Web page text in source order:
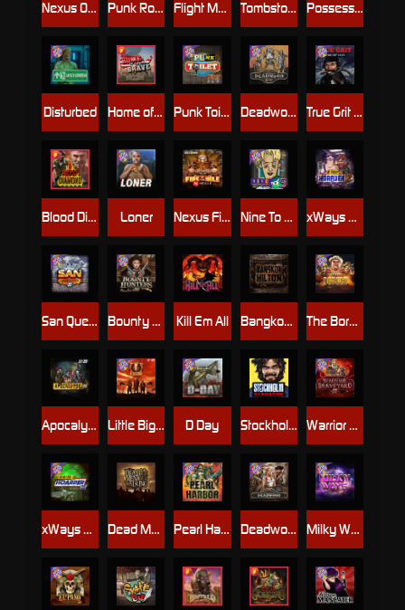
Kill Em All
Blood Diamond Nexus Fire In The Hole xBomb
Dead Men Walking
Home of the Brave
Tombstone Slaughter
Stockholm Syndrome
Apocalypse Super xNudge
Punk Rocker 2
Deadwood R.I.P
Bangkok Hilton
Nexus Outsourced
Loner xWays Hoarder 2
Nine To Five
Bounty Hunters xNudge®
Warrior Graveyard xNudge
Flight Mode
Little Bighorn
San Quentin xWays
Punk Toilet
Possessed
Deadwood xNudge
Disturbed
Milky Ways
Pearl Harbor
True Grit Redemption
xWays Hoarder xSplit
D Day
The Border